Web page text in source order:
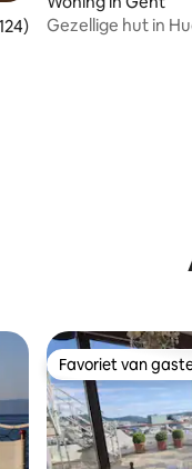
beoordeling van
Gezellige hut in
Favoriet van
Favoriet van